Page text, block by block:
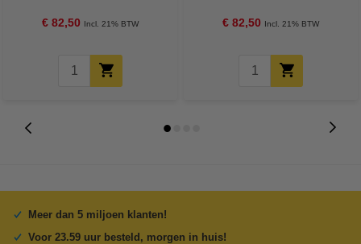
€ 82,50 Incl. 21% BTW € 82,50 Incl. 21% BTW
Meer dan 5 miljoen klanten!
Voor 23.59 uur besteld, morgen in huis!